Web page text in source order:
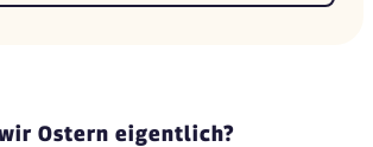
Ostern eigentlich?